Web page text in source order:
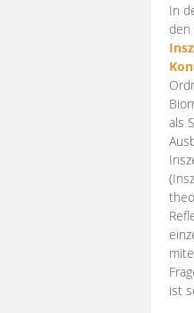
In
den
als
ist